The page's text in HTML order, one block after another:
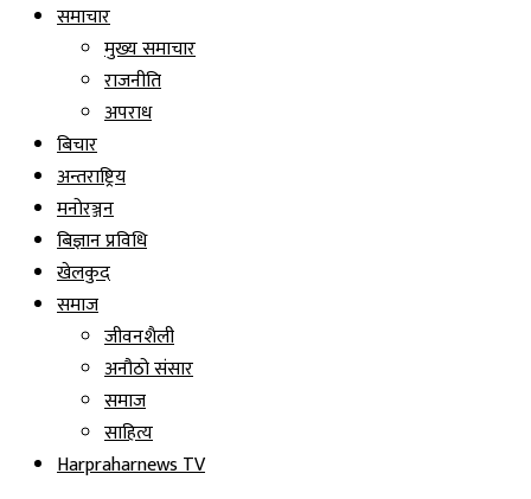
समाचार
मुख्य समाचार
राजनीति
अपराध
बिचार
अन्तराष्ट्रिय
मनोरञ्जन
बिज्ञान प्रविधि
खेलकुद
समाज
जीवनशैली
अनौठो संसार
समाज
साहित्य
Harpraharnews TV